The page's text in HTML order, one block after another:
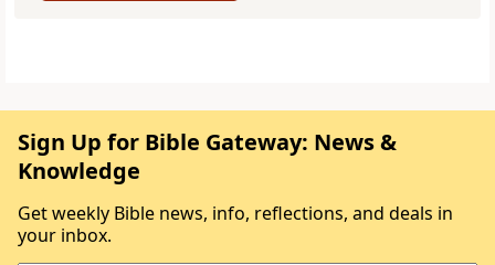
Sign Up for Bible Gateway: News &
Knowledge
Get weekly Bible news, info, reflections, and deals in
your inbox.